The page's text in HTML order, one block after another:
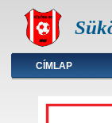
Főmenü
CÍMLAP